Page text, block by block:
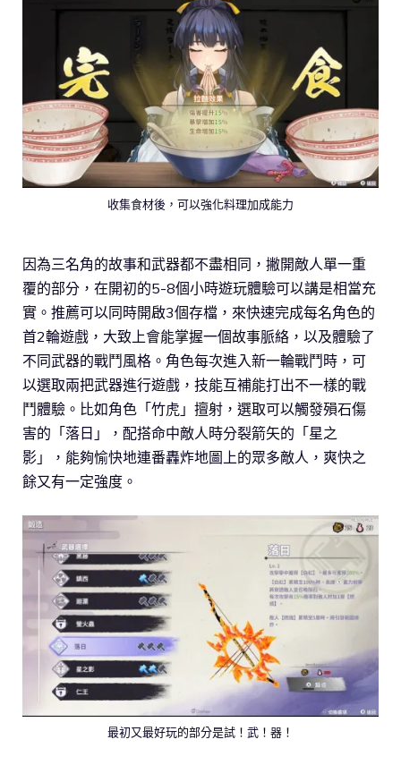
收集食材後，可以強化料理加成能力
因為三名角的故事和武器都不盡相同，撇開敵人單一重
覆的部分，在開初的5-8個小時遊玩體驗可以講是相當充
實。推薦可以同時開啟3個存檔，來快速完成每名角色的
首2輪遊戲，大致上會能掌握一個故事脈絡，以及體驗了
不同武器的戰鬥風格。角色每次進入新一輪戰鬥時，可
以選取兩把武器進行遊戲，技能互補能打出不一樣的戰
鬥體驗。比如角色「竹虎」擅射，選取可以觸發殞石傷
害的「落日」，配搭命中敵人時分裂箭矢的「星之
影」，能夠愉快地連番轟炸地圖上的眾多敵人，爽快之
餘又有一定強度。
最初又最好玩的部分是試！武！器！